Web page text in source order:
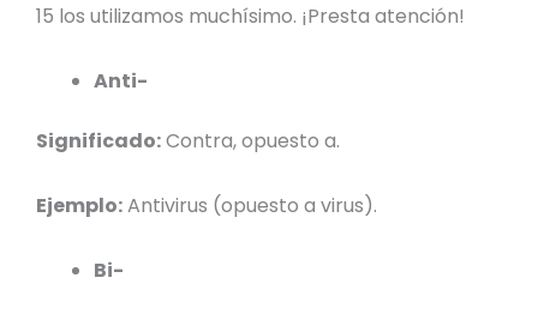
15 los utilizamos muchísimo. ¡Presta atención!
Anti-
Significado:Contra, opuesto a.
Ejemplo:Antivirus (opuesto a virus).
Bi-